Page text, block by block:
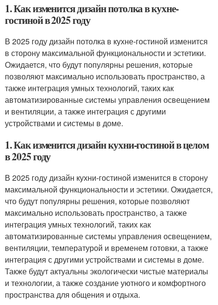
1. Как изменится дизайн потолка в кухне-
гостиной в 2025 году
В 2025 году дизайн потолка в кухне-гостиной изменится
в сторону максимальной функциональности и эстетики.
Ожидается, что будут популярны решения, которые
позволяют максимально использовать пространство, а
также интеграция умных технологий, таких как
автоматизированные системы управления освещением
и вентиляции, а также интеграция с другими
устройствами и системы в доме.
1. Как изменится дизайн кухни-гостиной в целом
в 2025 году
В 2025 году дизайн кухни-гостиной изменится в сторону
максимальной функциональности и эстетики. Ожидается,
что будут популярны решения, которые позволяют
максимально использовать пространство, а также
интеграция умных технологий, таких как
автоматизированные системы управления освещением,
вентиляции, температурой и временем готовки, а также
интеграция с другими устройствами и системы в доме.
Также будут актуальны экологически чистые материалы
и технологии, а также создание уютного и комфортного
пространства для общения и отдыха.